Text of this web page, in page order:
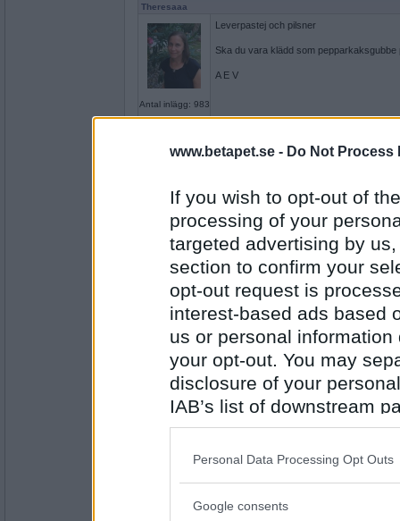
www.betapet.se - Do Not Process
If you wish to opt-out of
processing of your
targeted advertising by
section to confirm your
opt-out request is
interest-based ads based
us or personal
your opt-out. You may
disclosure of your
IAB’s list of downstream
also be disclosed by us
Downstream Participants
Please note that this
Personal Data Processing Opt Outs
Google consents
Theresaaa
Antal inlägg: 983
Leverpastej och pilsner
Ska du vara klädd som pepparkaksgubbe
A E V
Antal inlägg:
11487
Antagligen, eller vitklädd
E F S
Theresaaa
Antal inlägg: 983
Ett fasansfullt spöke
Hur mår du en måndag som denna?
M Å G
Tessica